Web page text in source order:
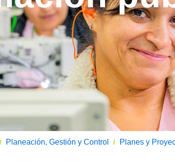
/ Planeación, Gestión y Control / Planes y